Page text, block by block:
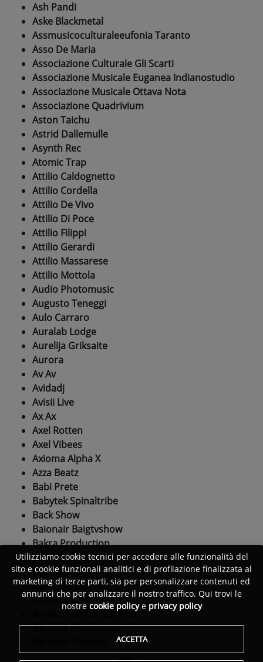
Ash Pandi
Aske Blackmetal
Assmusicoculturaleeufonia Taranto
Asso De Maria
Associazione Culturale Gli Scarti
Associazione Musicale Euganea Indianostudio
Associazione Musicale Ottava Nota
Associazione Quadrivium
Aston Taichu
Astrid Dallemulle
Asynth Rec
Atomic Trap
Attilio Caldognetto
Attilio Cordella
Attilio De Vivo
Attilio Di Poce
Attilio Filippi
Attilio Gerardi
Attilio Massarese
Attilio Mottola
Audio Photomusic
Augusto Teneggi
Aulo Carraro
Auralab Lodge
Aurelija Griksaite
Aurora
Av Av
Avidadj
Avisii Live
Ax Ax
Axel Rotten
Axel Vibees
Axioma Alpha X
Azza Beatz
Babi Prete
Babytek Spinaltribe
Back Show
Baionair Baigtvshow
Bakra Production
Bakra Sound
Baldao Lapo
Ballet Mecanique
Bamboo Cha
Baraka Mursali Garama
Barbara Montanaro
Utilizziamo cookie tecnici per accedere alle funzionalità del
sito e cookie funzionali analitici e di profilazione finalizzata al
marketing di terze parti, sia per personalizzare contenuti ed
annunci che per analizzare il nostro traffico. Qui trovi le
nostre cookie policye privacy policy
ACCETTA